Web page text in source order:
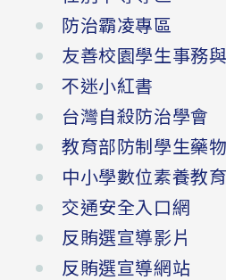
防治霸凌專區
友善校園學生事務
不迷小紅書
台灣自殺防治學會
教育部防制學生藥
中小學數位素養教
交通安全入口網
反賄選宣導影片
反賄選宣導網站